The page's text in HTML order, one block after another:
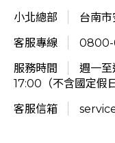
小北總部
台南
客服專線
0800-
服務時間
週一至
17:00（不含國定假
客服信箱